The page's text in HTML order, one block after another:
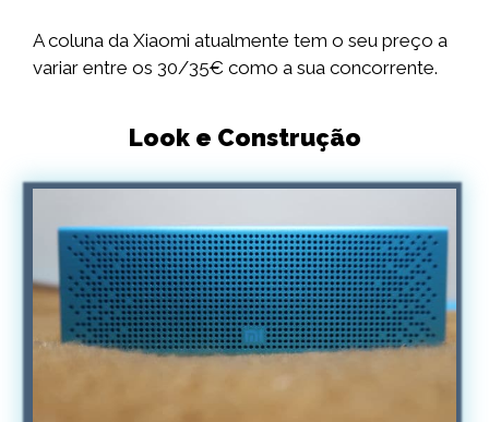
A coluna da Xiaomi atualmente tem o seu preço a
variar entre os 30/35€ como a sua concorrente.
Look e Construção